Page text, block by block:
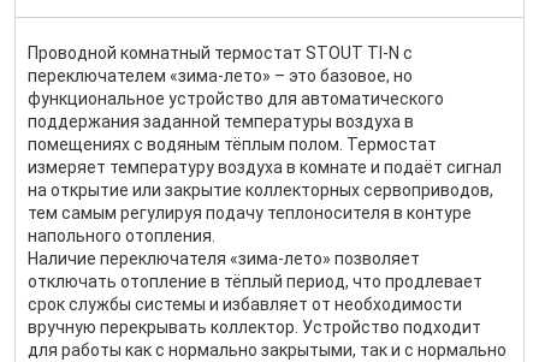
Проводной комнатный термостат STOUT TI‑N с
переключателем «зима‑лето» – это базовое, но
функциональное устройство для автоматического
поддержания заданной температуры воздуха в
помещениях с водяным тёплым полом. Термостат
измеряет температуру воздуха в комнате и подаёт сигнал
на открытие или закрытие коллекторных сервоприводов,
тем самым регулируя подачу теплоносителя в контуре
напольного отопления.
Наличие переключателя «зима‑лето» позволяет
отключать отопление в тёплый период, что продлевает
срок службы системы и избавляет от необходимости
вручную перекрывать коллектор. Устройство подходит
для работы как с нормально закрытыми, так и с нормально